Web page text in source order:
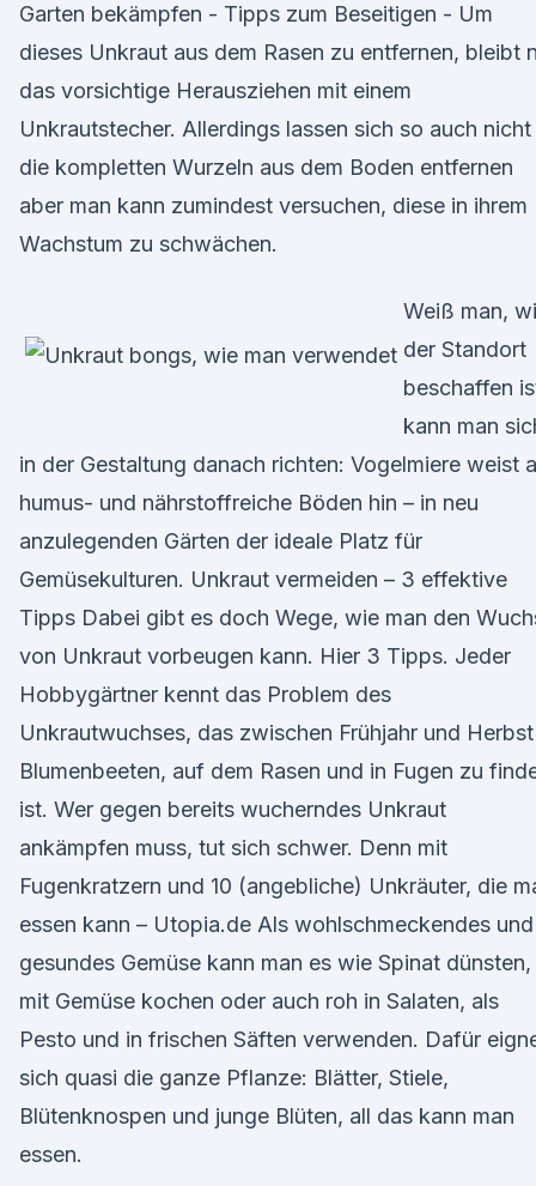
Garten bekämpfen - Tipps zum Beseitigen - Um
dieses Unkraut aus dem Rasen zu entfernen, bleibt
das vorsichtige Herausziehen mit einem
Unkrautstecher. Allerdings lassen sich so auch nicht
die kompletten Wurzeln aus dem Boden entfernen
aber man kann zumindest versuchen, diese in ihrem
Wachstum zu schwächen.
Weiß man,
der Standort
beschaffen
kann man
in der Gestaltung danach richten: Vogelmiere weist
humus- und nährstoffreiche Böden hin – in neu
anzulegenden Gärten der ideale Platz für
Gemüsekulturen. Unkraut vermeiden – 3 effektive
Tipps Dabei gibt es doch Wege, wie man den
von Unkraut vorbeugen kann. Hier 3 Tipps. Jeder
Hobbygärtner kennt das Problem des
Unkrautwuchses, das zwischen Frühjahr und
Blumenbeeten, auf dem Rasen und in Fugen zu
ist. Wer gegen bereits wucherndes Unkraut
ankämpfen muss, tut sich schwer. Denn mit
Fugenkratzern und 10 (angebliche) Unkräuter, die
essen kann – Utopia.de Als wohlschmeckendes und
gesundes Gemüse kann man es wie Spinat dünsten,
mit Gemüse kochen oder auch roh in Salaten, als
Pesto und in frischen Säften verwenden. Dafür
sich quasi die ganze Pflanze: Blätter, Stiele,
Blütenknospen und junge Blüten, all das kann man
essen.